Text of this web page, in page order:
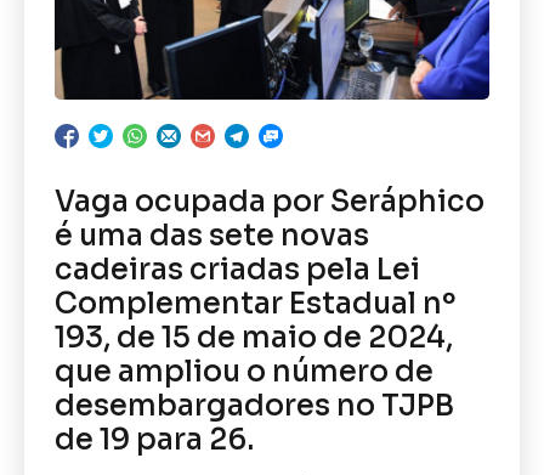
Vaga ocupada por Seráphico
é uma das sete novas
cadeiras criadas pela Lei
Complementar Estadual nº
193, de 15 de maio de 2024,
que ampliou o número de
desembargadores no TJPB
de 19 para 26.